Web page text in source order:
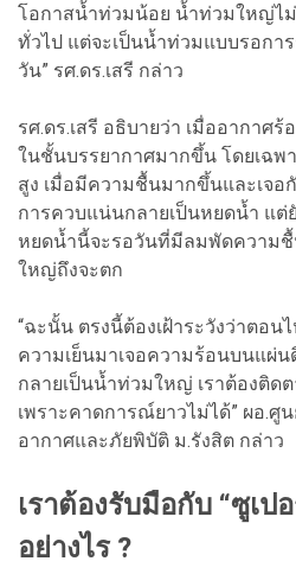
โอกาสน้ำท่วมน้อย น้ำท่วมใหญ่ไ
ทั่วไป แต่จะเป็นน้ำท่วมแบบรอกา
วัน” รศ.ดร.เสรี กล่าว
รศ.ดร.เสรี อธิบายว่า เมื่ออากาศ
ในชั้นบรรยากาศมากขึ้น โดยเฉ
สูง เมื่อมีความชื้นมากขึ้นและเจอ
การควบแน่นกลายเป็นหยดน้ำ แต่
หยดน้ำนี้จะรอวันที่มีลมพัดความ
ใหญ่ถึงจะตก
“ฉะนั้น ตรงนี้ต้องเฝ้าระวังว่าตอ
ความเย็นมาเจอความร้อนบนแผ่น
กลายเป็นน้ำท่วมใหญ่ เราต้องติด
เพราะคาดการณ์ยาวไม่ได้” ผอ.ศู
อากาศและภัยพิบัติ ม.รังสิต กล่าว
เราต้องรับมือกับ “ซูเป
อย่างไร ?